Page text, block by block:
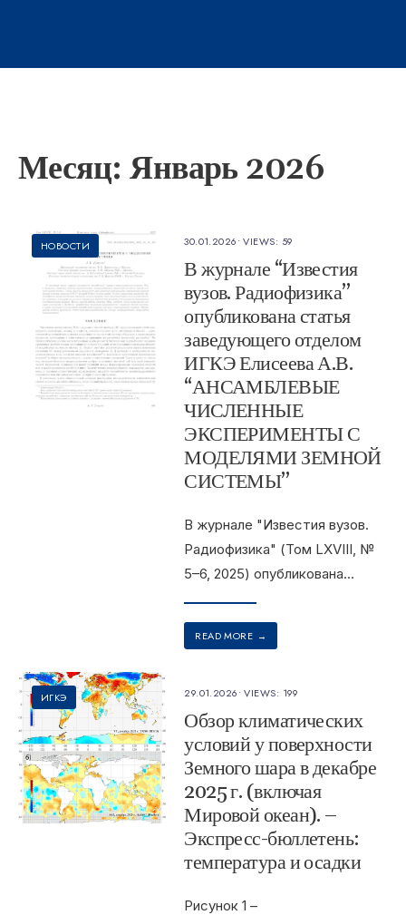
Месяц:Январь 2026
НОВОСТИ 30.01.2026•VIEWS: 59
В журнале “Известия
вузов. Радиофизика”
опубликована статья
заведующего отделом
ИГКЭ Елисеева А.В.
“АНСАМБЛЕВЫЕ
ЧИСЛЕННЫЕ
ЭКСПЕРИМЕНТЫ С
МОДЕЛЯМИ ЗЕМНОЙ
СИСТЕМЫ”
В журнале "Известия вузов.
Радиофизика" (Том LXVIII, №
5–6, 2025) опубликована...
READ MORE →
ИГКЭ 29.01.2026•VIEWS: 199
Обзор климатических
условий у поверхности
Земного шара в декабре
2025 г. (включая
Мировой океан). –
Экспресс-бюллетень:
температура и осадки
Рисунок 1 –